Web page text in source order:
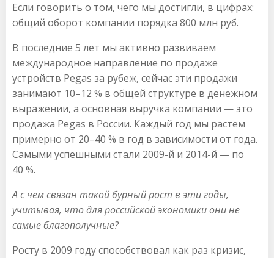
Если говорить о том, чего мы достигли, в цифрах:
общий оборот компании порядка 800 млн руб.
В последние 5 лет мы активно развиваем
международное направление по продаже
устройств Pegas за рубеж, сейчас эти продажи
занимают 10–12 % в общей структуре в денежном
выражении, а основная выручка компании — это
продажа Pegas в России. Каждый год мы растем
примерно от 20–40 % в год в зависимости от года.
Самыми успешными стали 2009-й и 2014-й — по
40 %.
А с чем связан такой бурный рост в эти годы,
учитывая, что для российской экономики они не
самые благополучные?
Росту в 2009 году способствовал как раз кризис,